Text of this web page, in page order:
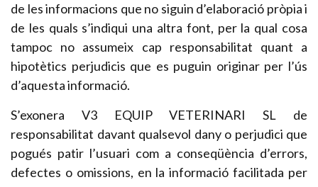
de les informacions que no siguin d’elaboració pròpia i
de les quals s’indiqui una altra font, per la qual cosa
tampoc no assumeix cap responsabilitat quant a
hipotètics perjudicis que es puguin originar per l’ús
d’aquesta informació.
S’exonera V3 EQUIP VETERINARI SL de
responsabilitat davant qualsevol dany o perjudici que
pogués patir l’usuari com a conseqüència d’errors,
defectes o omissions, en la informació facilitada per